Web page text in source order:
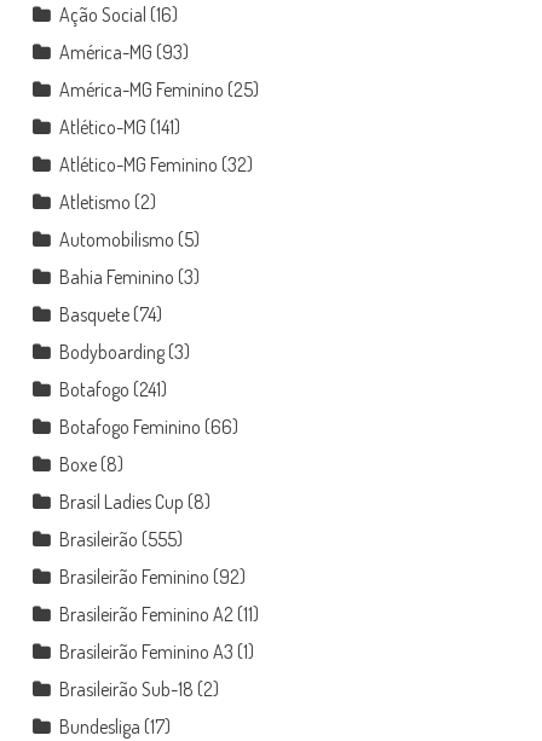
Ação Social (16)
América-MG (93)
América-MG Feminino (25)
Atlético-MG (141)
Atlético-MG Feminino (32)
Atletismo (2)
Automobilismo (5)
Bahia Feminino (3)
Basquete(74)
Bodyboarding(3)
Botafogo (241)
Botafogo Feminino (66)
Boxe(8)
Brasil Ladies Cup (8)
Brasileirão (555)
Brasileirão Feminino (92)
Brasileirão Feminino A2(11)
Brasileirão Feminino A3 (1)
Brasileirão Sub-18 (2)
Bundesliga (17)